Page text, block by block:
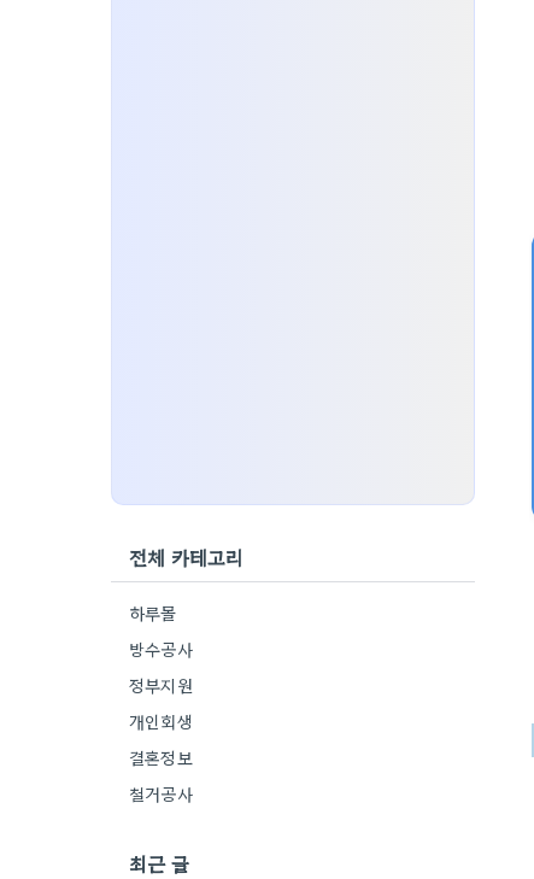
전체 카테고리
하루몰
방수공사
정부지원
개인회생
결혼정보
철거공사
최근 글